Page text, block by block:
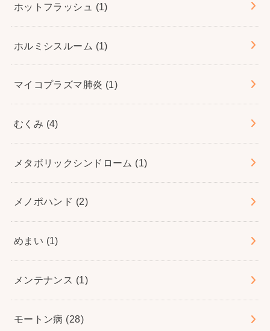
ホットフラッシュ (1)
ホルミシスルーム (1)
マイコプラズマ肺炎 (1)
むくみ (4)
メタボリックシンドローム (1)
メノポハンド (2)
めまい (1)
メンテナンス (1)
モートン病 (28)